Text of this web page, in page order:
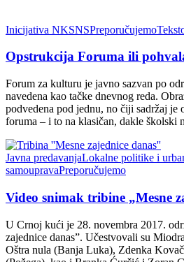
Inicijativa NKSNSPreporučujemo
Opstrukcija Foruma ili
Forum za kulturu je javno sazvan po
navedena kao tačke dnevnog reda.
podvedena pod jednu, no čiji sadržaj je
foruma – i to na klasičan, dakle školski
Javna predavanjaLokalne politike i
samoupravaPreporučujemo
Video snimak tribine „Mesne
U Crnoj kući je 28. novembra 2017.
zajednice danas”. Učestvovali su
Oštra nula (Banja Luka), Zdenka